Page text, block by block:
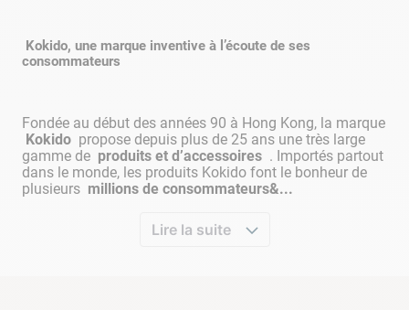
Kokido, une marque inventive à l’écoute de ses
consommateurs
Fondée au début des années 90 à Hong Kong, la marque
Kokido propose depuis plus de 25 ans une très large
gamme de produits et d’accessoires . Importés partout
dans le monde, les produits Kokido font le bonheur de
plusieurs millions de consommateurs&...
Lire la suite